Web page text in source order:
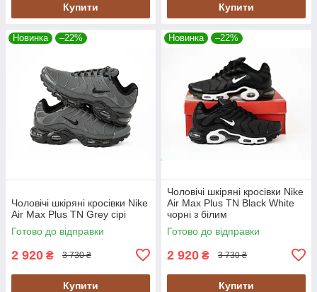
Купити Купити
Новинка –22%
Чоловічі шкіряні кросівки Nike
Air Max Plus TN Grey сірі
Готово до відправки
2 920 ₴ 3 730 ₴
Купити
Новинка –22%
Чоловічі шкіряні кросівки Nike
Air Max Plus TN Black White
чорні з білим
Готово до відправки
2 920 ₴ 3 730 ₴
Купити